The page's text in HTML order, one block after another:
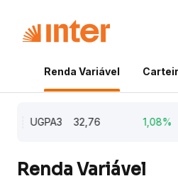
Renda Variável
UGPA3 32,76 1,08%
Renda Variável